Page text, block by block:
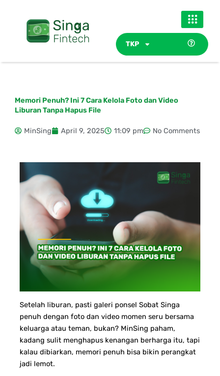
TKP
Memori Penuh? Ini 7 Cara Kelola Foto dan Video
Liburan Tanpa Hapus File
MinSing April 9, 2025 11:09 pm No Comments
Setelah liburan, pasti galeri ponsel Sobat Singa
penuh dengan foto dan video momen seru bersama
keluarga atau teman, bukan? MinSing paham,
kadang sulit menghapus kenangan berharga itu, tapi
kalau dibiarkan, memori penuh bisa bikin perangkat
jadi lemot.